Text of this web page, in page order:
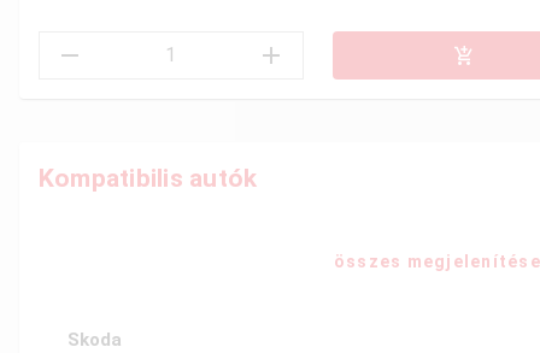
Kompatibilis autók
összes megjelenítése
Skoda